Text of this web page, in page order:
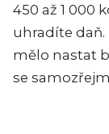
450 až 1 000
uhradíte
mělo nastat
se